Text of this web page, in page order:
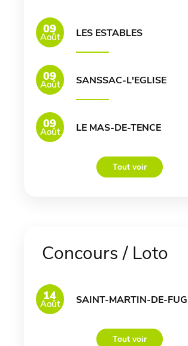
09
Août LES ESTABLES
09
Août SANSSAC-L'EGLISE
09
Août LE MAS-DE-TENCE
Tout voir
Concours / Loto
14
Août SAINT-MARTIN-DE-
Tout voir